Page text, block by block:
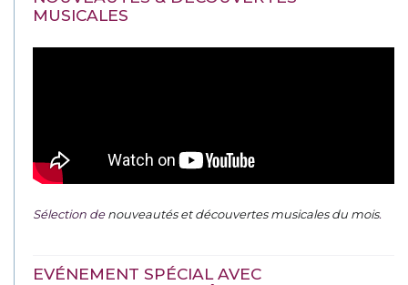
MUSICALES
Sélection denouveautés et découvertes musicales du mois.
EVÉNEMENT SPÉCIAL AVEC